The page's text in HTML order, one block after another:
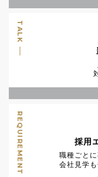
TALK
REQUIREMENT 採用
職種ごと
会社見学